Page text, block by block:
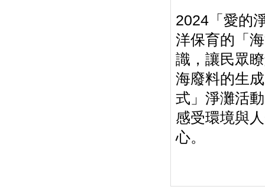
2024「愛的
洋保育的「
識，讓民眾
海廢料的生
式」淨灘活
感受環境與
心。